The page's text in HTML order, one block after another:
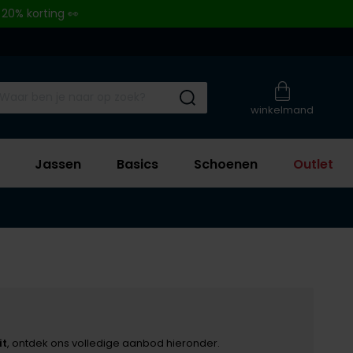
korting 👀
winkelmand
Submit search
Jassen Basics Schoenen Outlet
, ontdek ons volledige aanbod hieronder.